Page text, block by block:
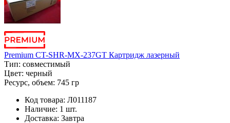
Premium CT-SHR-MX-237GT Картридж лазерный
Тип: совместимый
Цвет: черный
Ресурс, объем: 745 гр
Код товара: Л011187
Наличие: 1 шт.
Доставка: Завтра